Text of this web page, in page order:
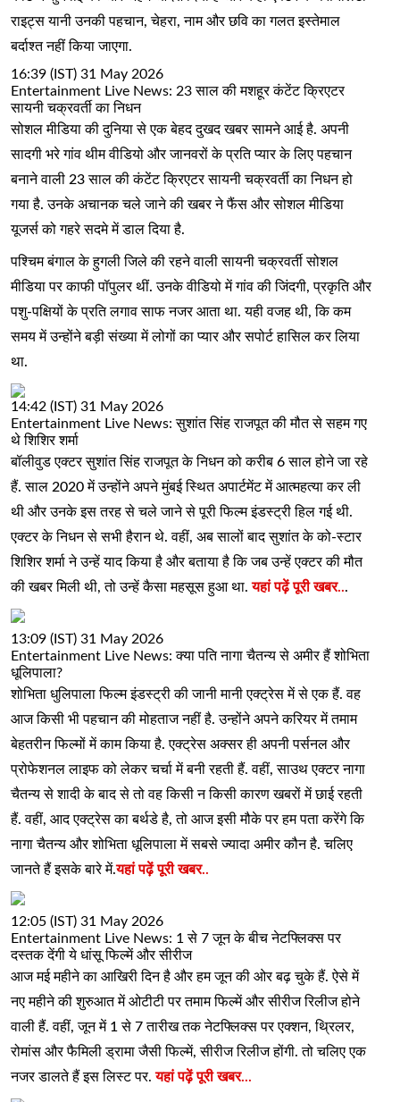
राइट्स यानी उनकी पहचान, चेहरा, नाम और छवि का गलत इस्तेमाल
बर्दाश्त नहीं किया जाएगा.
16:39 (IST) 31 May 2026
Entertainment Live News: 23 साल की मशहूर कंटेंट क्रिएटर
सायनी चक्रवर्ती का निधन
सोशल मीडिया की दुनिया से एक बेहद दुखद खबर सामने आई है. अपनी
सादगी भरे गांव थीम वीडियो और जानवरों के प्रति प्यार के लिए पहचान
बनाने वाली 23 साल की कंटेंट क्रिएटर सायनी चक्रवर्ती का निधन हो
गया है. उनके अचानक चले जाने की खबर ने फैंस और सोशल मीडिया
यूजर्स को गहरे सदमे में डाल दिया है.
पश्चिम बंगाल के हुगली जिले की रहने वाली सायनी चक्रवर्ती सोशल
मीडिया पर काफी पॉपुलर थीं. उनके वीडियो में गांव की जिंदगी, प्रकृति और
पशु-पक्षियों के प्रति लगाव साफ नजर आता था. यही वजह थी, कि कम
समय में उन्होंने बड़ी संख्या में लोगों का प्यार और सपोर्ट हासिल कर लिया
था.
14:42 (IST) 31 May 2026
Entertainment Live News: सुशांत सिंह राजपूत की मौत से सहम गए
थे शिशिर शर्मा
बॉलीवुड एक्टर सुशांत सिंह राजपूत के निधन को करीब 6 साल होने जा रहे
हैं. साल 2020 में उन्होंने अपने मुंबई स्थित अपार्टमेंट में आत्महत्या कर ली
थी और उनके इस तरह से चले जाने से पूरी फिल्म इंडस्ट्री हिल गई थी.
एक्टर के निधन से सभी हैरान थे. वहीं, अब सालों बाद सुशांत के को-स्टार
शिशिर शर्मा ने उन्हें याद किया है और बताया है कि जब उन्हें एक्टर की मौत
की खबर मिली थी, तो उन्हें कैसा महसूस हुआ था.यहां पढ़ें पूरी खबर...
13:09 (IST) 31 May 2026
Entertainment Live News: क्या पति नागा चैतन्य से अमीर हैं शोभिता
धूलिपाला?
शोभिता धुलिपाला फिल्म इंडस्ट्री की जानी मानी एक्ट्रेस में से एक हैं. वह
आज किसी भी पहचान की मोहताज नहीं है. उन्होंने अपने करियर में तमाम
बेहतरीन फिल्मों में काम किया है. एक्ट्रेस अक्सर ही अपनी पर्सनल और
प्रोफेशनल लाइफ को लेकर चर्चा में बनी रहती हैं. वहीं, साउथ एक्टर नागा
चैतन्य से शादी के बाद से तो वह किसी न किसी कारण खबरों में छाई रहती
हैं. वहीं, आद एक्ट्रेस का बर्थडे है, तो आज इसी मौके पर हम पता करेंगे कि
नागा चैतन्य और शोभिता धूलिपाला में सबसे ज्यादा अमीर कौन है. चलिए
जानते हैं इसके बारे में.यहां पढ़ें पूरी खबर..
12:05 (IST) 31 May 2026
Entertainment Live News: 1 से 7 जून के बीच नेटफ्लिक्स पर
दस्तक देंगी ये धांसू फिल्में और सीरीज
आज मई महीने का आखिरी दिन है और हम जून की ओर बढ़ चुके हैं. ऐसे में
नए महीने की शुरुआत में ओटीटी पर तमाम फिल्में और सीरीज रिलीज होने
वाली हैं. वहीं, जून में 1 से 7 तारीख तक नेटफ्लिक्स पर एक्शन, थ्रिलर,
रोमांस और फैमिली ड्रामा जैसी फिल्में, सीरीज रिलीज होंगी. तो चलिए एक
नजर डालते हैं इस लिस्ट पर.यहां पढ़ें पूरी खबर...